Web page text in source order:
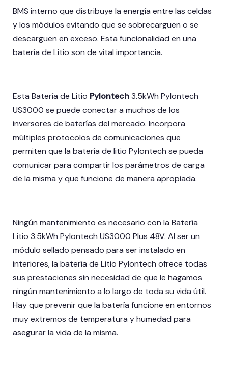
BMS interno que distribuye la energía entre las celdas
y los módulos evitando que se sobrecarguen o se
descarguen en exceso. Esta funcionalidad en una
batería de Litio son de vital importancia.
Esta Batería de Litio Pylontech3.5kWh Pylontech
US3000 se puede conectar a muchos de los
inversores de baterías del mercado. Incorpora
múltiples protocolos de comunicaciones que
permiten que la batería de litio Pylontech se pueda
comunicar para compartir los parámetros de carga
de la misma y que funcione de manera apropiada.
Ningún mantenimiento es necesario con la Batería
Litio 3.5kWh Pylontech US3000 Plus 48V. Al ser un
módulo sellado pensado para ser instalado en
interiores, la batería de Litio Pylontech ofrece todas
sus prestaciones sin necesidad de que le hagamos
ningún mantenimiento a lo largo de toda su vida útil.
Hay que prevenir que la batería funcione en entornos
muy extremos de temperatura y humedad para
asegurar la vida de la misma.